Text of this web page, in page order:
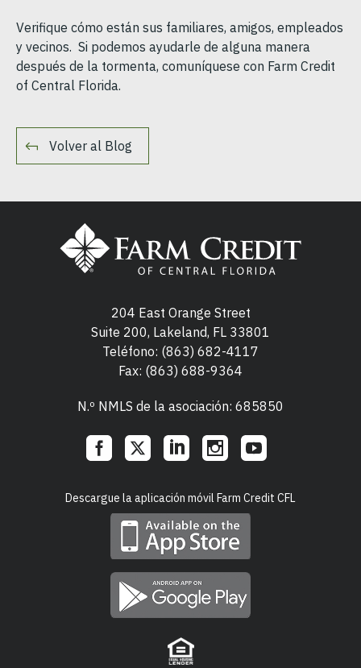
Verifique cómo están sus familiares, amigos, empleados
y vecinos. Si podemos ayudarle de alguna manera
después de la tormenta, comuníquese con Farm Credit
of Central Florida.
Volver al Blog
204 East Orange Street
Suite 200, Lakeland, FL 33801
Teléfono: (863) 682-4117
Fax: (863) 688-9364
N.º NMLS de la asociación: 685850
LinksDescargue la aplicación móvil Farm Credit CFL